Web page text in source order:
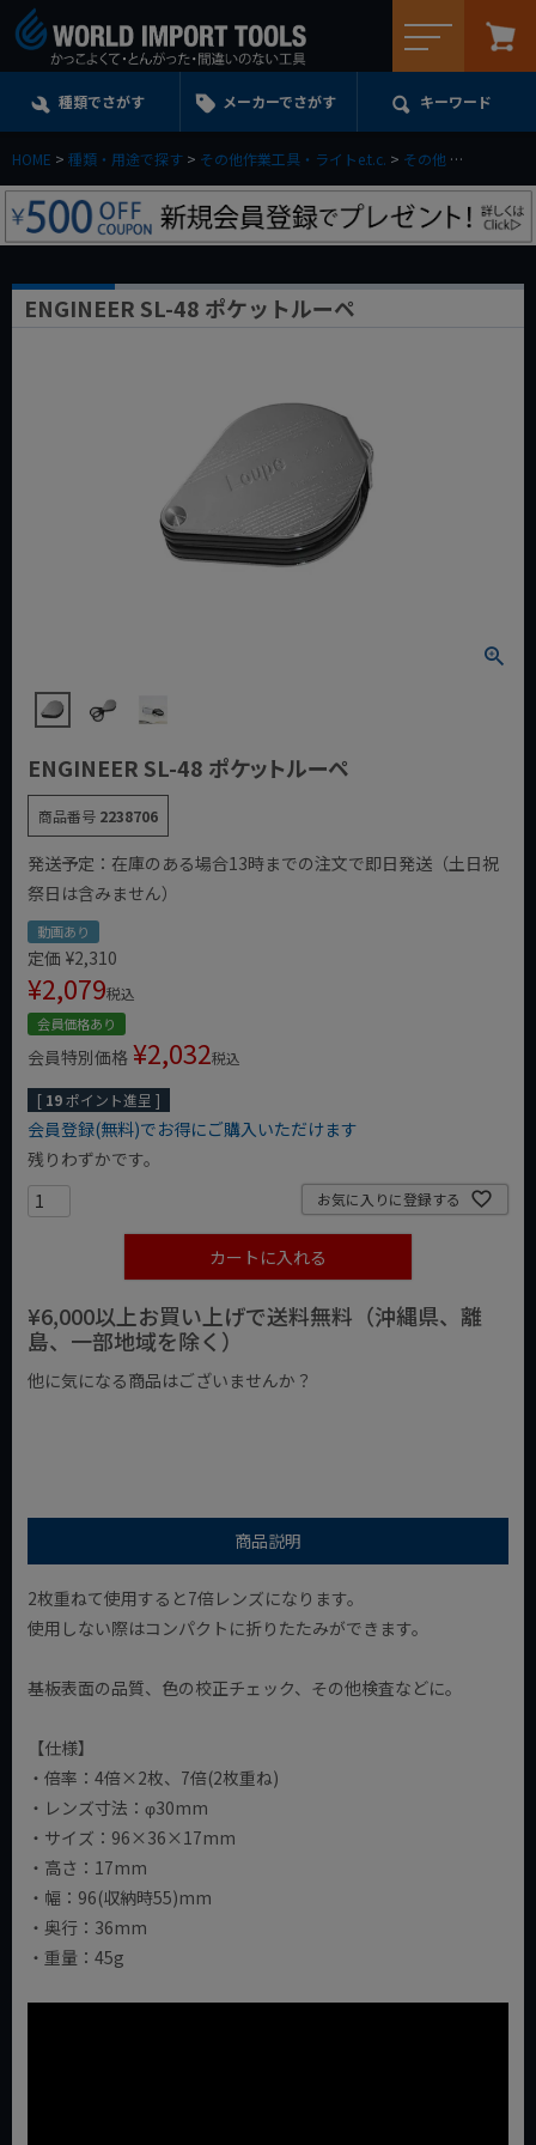
種類でさがす メーカーでさがす キーワード
HOME 種類・用途で探す その他作業工具・ライトe.t.c. その他
ENGINEER SL-48 ポケットルーペ
ENGINEER SL-48 ポケットルーペ
商品番号 2238706
発送予定：在庫のある場合13時までの注文で即日発送（土日祝
祭日は含みません）
動画あり
定価 ¥2,310
¥2,079税込
会員価格あり
会員特別価格 ¥2,032税込
[ 19ポイント進呈 ]
会員登録(無料)でお得にご購入いただけます
残りわずかです。
お気に入りに登録する
カートに入れる
¥6,000以上お買い上げで送料無料（沖縄県、離
島、一部地域を除く）
他に気になる商品はございませんか？
商品説明
2枚重ねて使用すると7倍レンズになります。
使用しない際はコンパクトに折りたたみができます。
基板表面の品質、色の校正チェック、その他検査などに。
【仕様】
・倍率：4倍×2枚、7倍(2枚重ね)
・レンズ寸法：φ30mm
・サイズ：96×36×17mm
・高さ：17mm
・幅：96(収納時55)mm
・奥行：36mm
・重量：45g